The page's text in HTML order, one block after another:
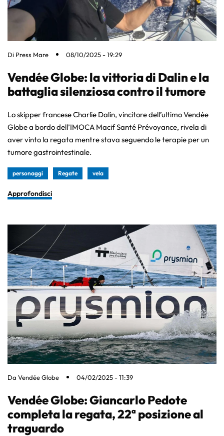
Di Press Mare 08/10/2025 - 19:29
Vendée Globe: la vittoria di Dalin e la
battaglia silenziosa contro il tumore
Lo skipper francese Charlie Dalin, vincitore dell’ultimo Vendée
Globe a bordo dell’IMOCA Macif Santé Prévoyance, rivela di
aver vinto la regata mentre stava seguendo le terapie per un
tumore gastrointestinale.
personaggi Regate vela
Approfondisci
Da Vendée Globe 04/02/2025 - 11:39
Vendée Globe: Giancarlo Pedote
completa la regata, 22ª posizione al
traguardo